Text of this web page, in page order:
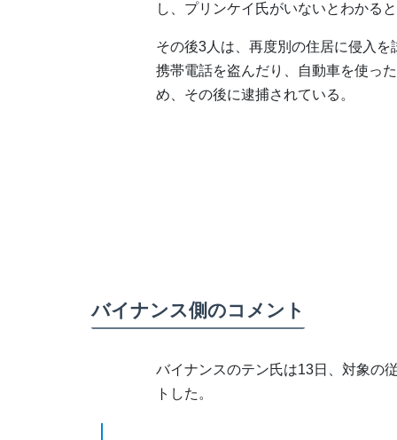
し、プリンケイ氏がいないとわかる
その後3人は、再度別の住居に侵入
携帯電話を盗んだり、自動車を使っ
め、その後に逮捕されている。
バイナンス側のコメント
バイナンスのテン氏は13日、対象の
トした。